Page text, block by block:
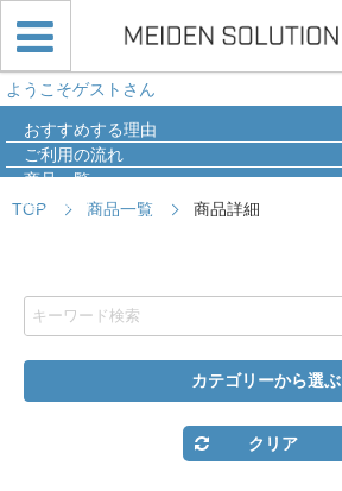
ようこそゲストさん
おすすめする理由
ご利用の流れ
商品一覧
導入事例
TOP 商品一覧 商品詳細
カテゴリーから選ぶ
クリア